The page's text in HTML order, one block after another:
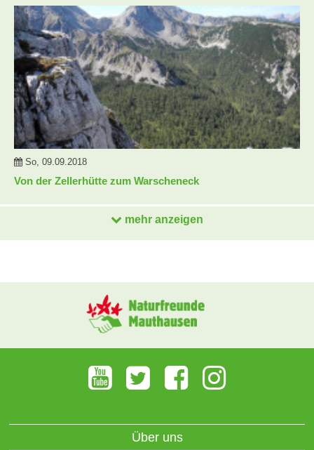
So, 09.09.2018
Von der Zellerhütte zum Warscheneck
mehr anzeigen
Über uns